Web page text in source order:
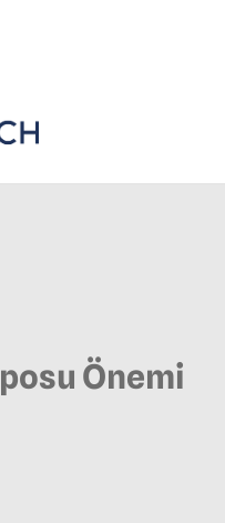
Önemi